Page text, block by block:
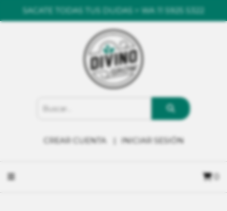
SACATE TODAS TUS DUDAS > WA 11 5925 5322
CREAR CUENTA INICIAR SESIÓN